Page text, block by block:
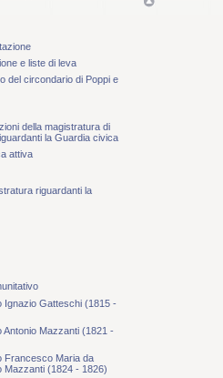
e liste di leva
del circondario di Poppi e
della magistratura di
la Guardia civica
attiva
riguardanti la
Ignazio Gatteschi (1815 -
Antonio Mazzanti (1821 -
Francesco Maria da
Mazzanti (1824 - 1826)